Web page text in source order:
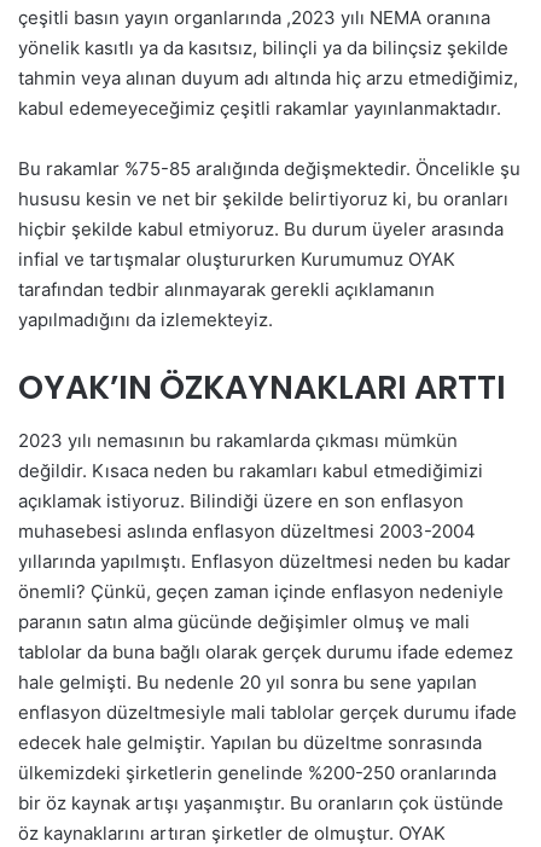
çeşitli basın yayın organlarında ,2023 yılı NEMA oranına
yönelik kasıtlı ya da kasıtsız, bilinçli ya da bilinçsiz şekilde
tahmin veya alınan duyum adı altında hiç arzu etmediğimiz,
kabul edemeyeceğimiz çeşitli rakamlar yayınlanmaktadır.
Bu rakamlar %75-85 aralığında değişmektedir. Öncelikle şu
hususu kesin ve net bir şekilde belirtiyoruz ki, bu oranları
hiçbir şekilde kabul etmiyoruz. Bu durum üyeler arasında
infial ve tartışmalar oluştururken Kurumumuz OYAK
tarafından tedbir alınmayarak gerekli açıklamanın
yapılmadığını da izlemekteyiz.
OYAK’IN ÖZKAYNAKLARI ARTTI
2023 yılı nemasının bu rakamlarda çıkması mümkün
değildir. Kısaca neden bu rakamları kabul etmediğimizi
açıklamak istiyoruz. Bilindiği üzere en son enflasyon
muhasebesi aslında enflasyon düzeltmesi 2003-2004
yıllarında yapılmıştı. Enflasyon düzeltmesi neden bu kadar
önemli? Çünkü, geçen zaman içinde enflasyon nedeniyle
paranın satın alma gücünde değişimler olmuş ve mali
tablolar da buna bağlı olarak gerçek durumu ifade edemez
hale gelmişti. Bu nedenle 20 yıl sonra bu sene yapılan
enflasyon düzeltmesiyle mali tablolar gerçek durumu ifade
edecek hale gelmiştir. Yapılan bu düzeltme sonrasında
ülkemizdeki şirketlerin genelinde %200-250 oranlarında
bir öz kaynak artışı yaşanmıştır. Bu oranların çok üstünde
öz kaynaklarını artıran şirketler de olmuştur. OYAK